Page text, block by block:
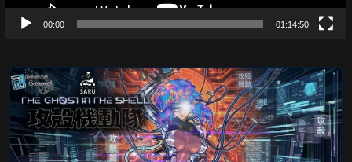
00:00 01:14:50